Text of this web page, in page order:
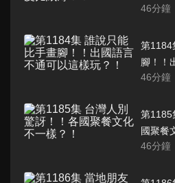
46分鐘
第1184
腳！！
玩？！
46分鐘
第1185
國聚餐
46分鐘